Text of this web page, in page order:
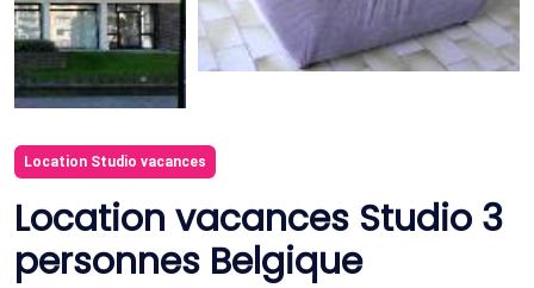
Location Studio vacances
Location vacances Studio 3
personnes Belgique